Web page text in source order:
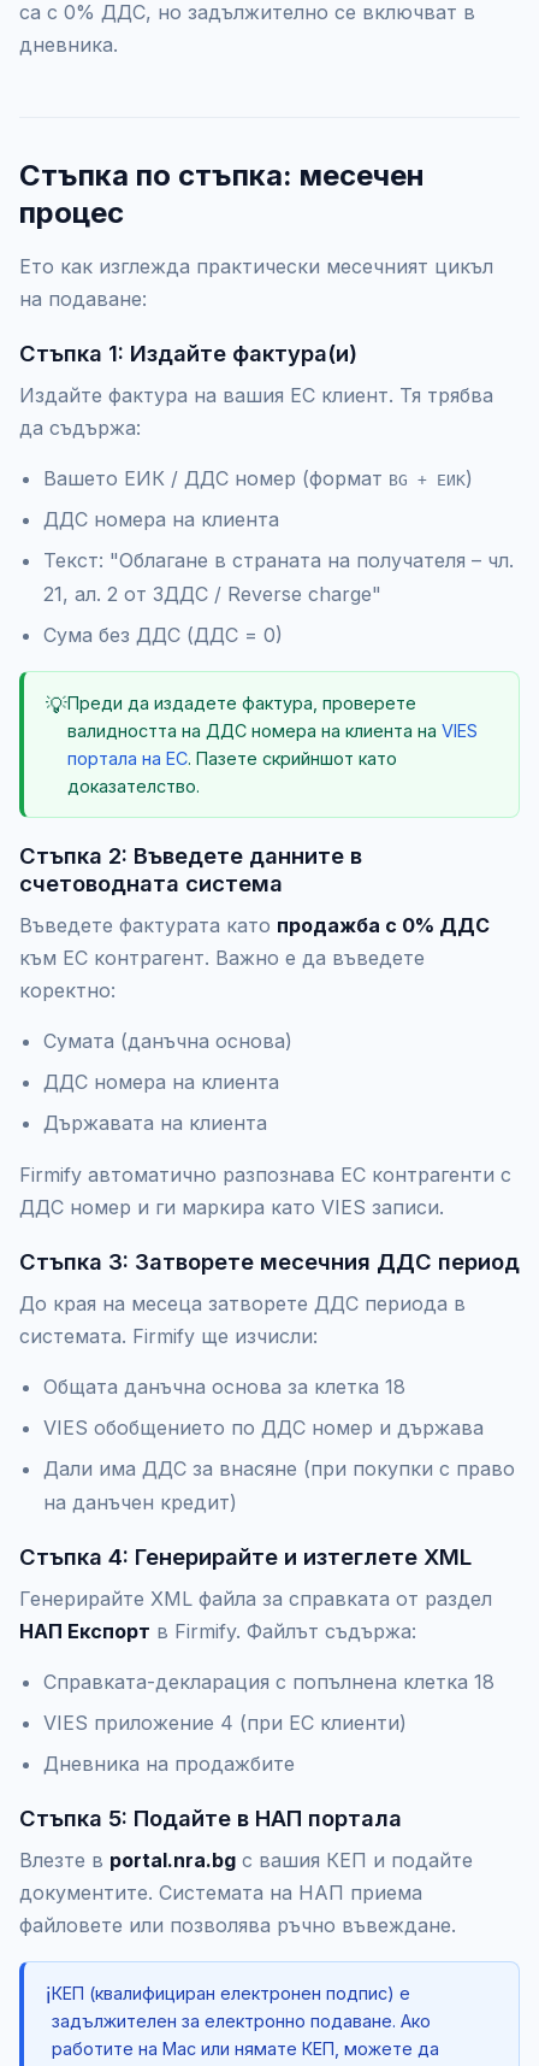
са с 0% ДДС, но задължително се включват в
дневника.
Стъпка по стъпка: месечен
процес
Ето как изглежда практически месечният цикъл
на подаване:
Стъпка 1: Издайте фактура(и)
Издайте фактура на вашия ЕС клиент. Тя трябва
да съдържа:
Вашето ЕИК / ДДС номер (формат BG + ЕИК)
ДДС номера на клиента
Текст: "Облагане в страната на получателя – чл.
21, ал. 2 от ЗДДС / Reverse charge"
Сума без ДДС (ДДС = 0)
💡Преди да издадете фактура, проверете
валидността на ДДС номера на клиента на VIES
портала на ЕС. Пазете скрийншот като
доказателство.
Стъпка 2: Въведете данните в
счетоводната система
Въведете фактурата като продажба с 0% ДДС
към ЕС контрагент. Важно е да въведете
коректно:
Сумата (данъчна основа)
ДДС номера на клиента
Държавата на клиента
Firmify автоматично разпознава ЕС контрагенти с
ДДС номер и ги маркира като VIES записи.
Стъпка 3: Затворете месечния ДДС период
До края на месеца затворете ДДС периода в
системата. Firmify ще изчисли:
Общата данъчна основа за клетка 18
VIES обобщението по ДДС номер и държава
Дали има ДДС за внасяне (при покупки с право
на данъчен кредит)
Стъпка 4: Генерирайте и изтеглете XML
Генерирайте XML файла за справката от раздел
НАП Експорт в Firmify. Файлът съдържа:
Справката-декларация с попълнена клетка 18
VIES приложение 4 (при ЕС клиенти)
Дневника на продажбите
Стъпка 5: Подайте в НАП портала
Влезте в portal.nra.bg с вашия КЕП и подайте
документите. Системата на НАП приема
файловете или позволява ръчно въвеждане.
ℹ️КЕП (квалифициран електронен подпис) е
задължителен за електронно подаване. Ако
работите на Mac или нямате КЕП, можете да